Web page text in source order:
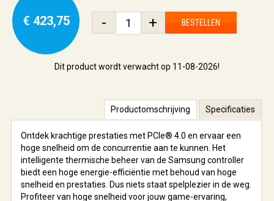
€ 423,75 - + BESTELLEN
Dit product wordt verwacht op 11-08-2026!
Productomschrijving Specificaties
Ontdek krachtige prestaties met PCIe® 4.0 en ervaar een
hoge snelheid om de concurrentie aan te kunnen. Het
intelligente thermische beheer van de Samsung controller
biedt een hoge energie-efficiëntie met behoud van hoge
snelheid en prestaties. Dus niets staat spelplezier in de weg.
Profiteer van hoge snelheid voor jouw game-ervaring,